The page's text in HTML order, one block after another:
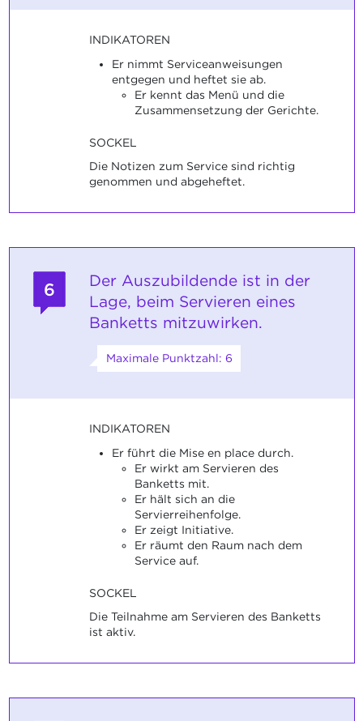
INDIKATOREN
Er nimmt Serviceanweisungen
entgegen und heftet sie ab.
Er kennt das Menü und die
Zusammensetzung der Gerichte.
SOCKEL
Die Notizen zum Service sind richtig
genommen und abgeheftet.
6
Der Auszubildende ist in der
Lage, beim Servieren eines
Banketts mitzuwirken.
Maximale Punktzahl: 6
INDIKATOREN
Er führt die Mise en place durch.
Er wirkt am Servieren des
Banketts mit.
Er hält sich an die
Servierreihenfolge.
Er zeigt Initiative.
Er räumt den Raum nach dem
Service auf.
SOCKEL
Die Teilnahme am Servieren des Banketts
ist aktiv.